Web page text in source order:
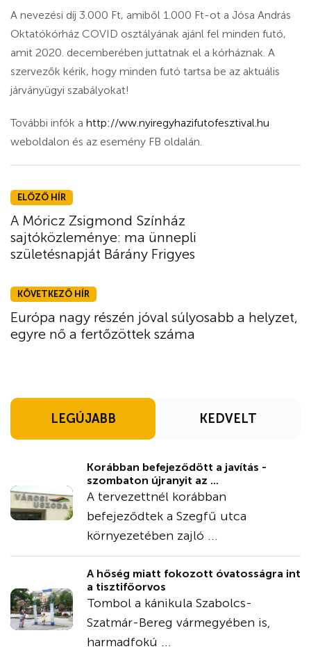
A nevezési díj 3.000 Ft, amiből 1.000 Ft-ot a Jósa András
Oktatókórház COVID osztályának ajánl fel minden futó,
amit 2020. decemberében juttatnak el a kórháznak. A
szervezők kérik, hogy minden futó tartsa be az aktuális
járványügyi szabályokat!
További infók a http://ww.nyiregyhazifutofesztival.hu
weboldalon és az esemény FB oldalán.
ELŐZŐ HÍR
A Móricz Zsigmond Színház
sajtóközleménye: ma ünnepli
születésnapját Bárány Frigyes
KÖVETKEZŐ HÍR
Európa nagy részén jóval súlyosabb a helyzet,
egyre nő a fertőzöttek száma
LEGÚJABB KEDVELT
Korábban befejeződött a javítás -
szombaton újranyit az ...
A tervezettnél korábban
befejeződtek a Szegfű utca
környezetében zajló ...
A hőség miatt fokozott óvatosságra int
a tisztifőorvos
Tombol a kánikula Szabolcs-
Szatmár-Bereg vármegyében is,
harmadfokú ...